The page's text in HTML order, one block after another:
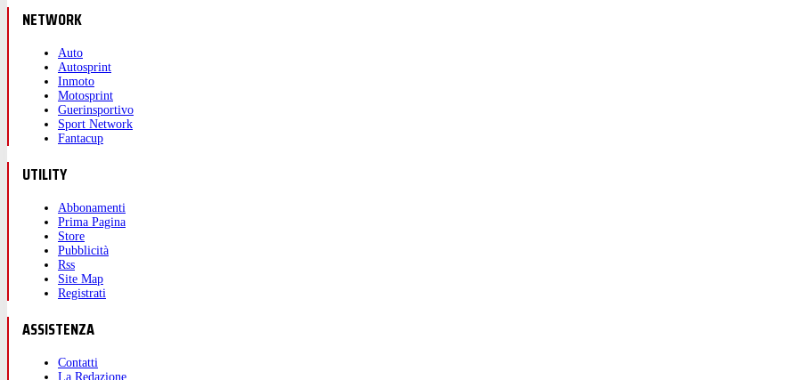
NETWORK
Auto
Autosprint
Inmoto
Motosprint
Guerinsportivo
Sport Network
Fantacup
UTILITY
Abbonamenti
Prima Pagina
Store
Pubblicità
Rss
Site Map
Registrati
ASSISTENZA
Contatti
La Redazione